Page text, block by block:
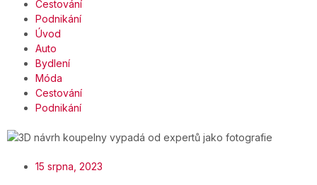
Cestování
Podnikání
Úvod
Auto
Bydlení
Móda
Cestování
Podnikání
15 srpna, 2023